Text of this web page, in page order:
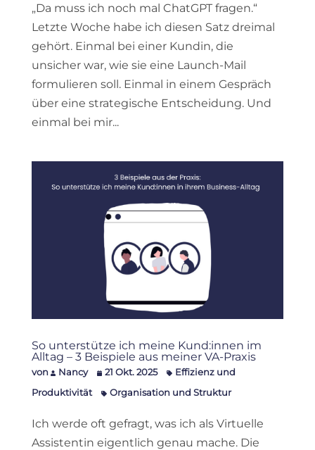
„Da muss ich noch mal ChatGPT fragen.“
Letzte Woche habe ich diesen Satz dreimal
gehört. Einmal bei einer Kundin, die
unsicher war, wie sie eine Launch-Mail
formulieren soll. Einmal in einem Gespräch
über eine strategische Entscheidung. Und
einmal bei mir...
So unterstütze ich meine Kund:innen im
Alltag – 3 Beispiele aus meiner VA-Praxis
von Nancy 21 Okt. 2025
Effizienz und
Produktivität
Organisation und Struktur
Ich werde oft gefragt, was ich als Virtuelle
Assistentin eigentlich genau mache. Die